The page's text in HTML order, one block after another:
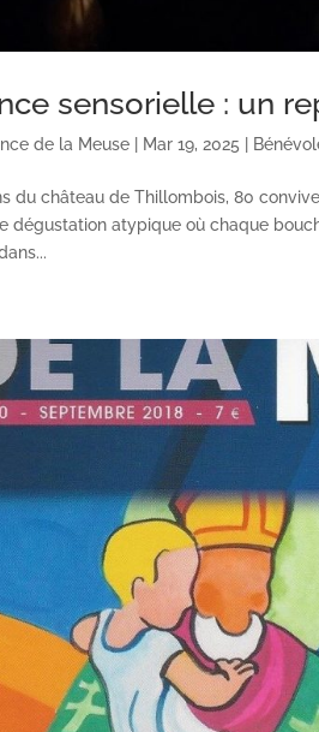
sensorielle : un
de la Meuse Mar 19, 2025
du château de Thillombois, 80
dégustation atypique où chaque